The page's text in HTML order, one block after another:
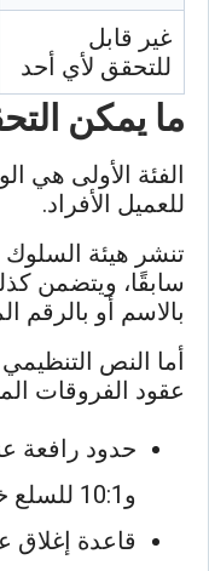
غير قابل
للتحقق لأي أحد
ما يمكن
الفئة الأولى هي
للعميل الأفراد.
بالاسم أو بالرقم
عقود الفروقات
و10:1 للسلع خلاف الذهب ومؤشرات الأسهم غير الرئيسية، و5:1 للأسهم الفردية والقيم المرجعية الأخرى، و2:1 للعملات المشفرة.
قاعدة إغلاق عند